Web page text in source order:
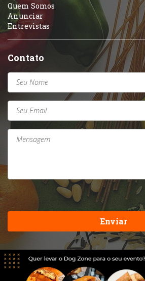
Quem Somos
Anunciar
Entrevistas
Contato
Enviar